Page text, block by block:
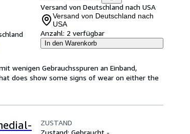
Versand von Deutschland nach USA
Versand von Deutschland nach
USA
Anzahl: 2 verfügbar
In den Warenkorb
wenigen Gebrauchsspuren an Einband,
does show some signs of wear on either the
ZUSTAND
Zustand: Gebraucht -